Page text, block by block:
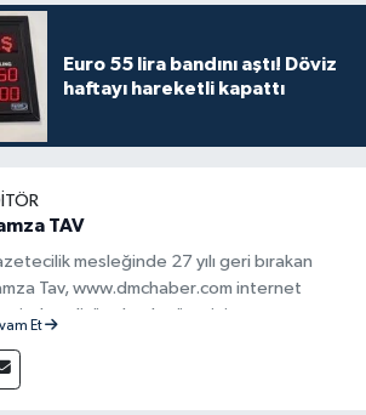
Euro 55 lira bandını aştı! Döviz
haftayı hareketli kapattı
TAV
mesleğinde 27 yılı geri bırakan
Tav, www.dmchaber.com internet
editör olarak görevini
Et